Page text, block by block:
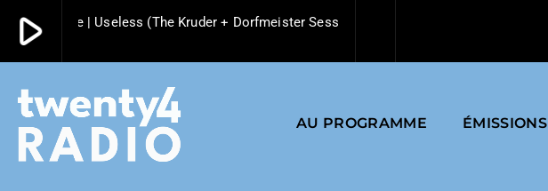
play_arrowMode | Useless (The Kruder + Dorfmeister Session) | 2004 | Label : Mute
play_arrow
AU PROGRAMME ÉMISSIONS